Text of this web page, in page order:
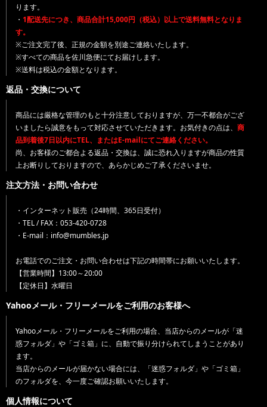
ります。
・ 1配送先につき、商品合計15,000円（税込）以上で送料無料となりま
す。
※ご注文完了後、正規の金額を別途ご連絡いたします。
※すべての商品を佐川急便にてお届けします。
※送料は税込の金額となります。
返品・交換について
商品には厳格な管理のもと十分注意しておりますが、万一不都合がござ
いましたら誠意をもって対応させていただきます。お気付きの点は、 商
品到着後7日以内にTEL、またはE-mailにてご連絡ください。
尚、お客様のご都合よる返品・交換は、誠に恐れ入りますが商品の性質
上お断りしておりますので、あらかじめご了承くださいませ。
注文方法・お問い合わせ
・インターネット販売（24時間、365日受付）
・TEL / FAX：053-420-0728
・E-mail：info@mumbles.jp
お電話でのご注文・お問い合わせは下記の時間帯にお願いいたします。
【営業時間】13:00～20:00
【定休日】水曜日
Yahooメール・フリーメールをご利用のお客様へ
Yahooメール・フリーメールをご利用の場合、当店からのメールが「迷
惑フォルダ」や「ゴミ箱」に、自動で振り分けられてしまうことがあり
ます。
当店からのメールが届かない場合には、「迷惑フォルダ」や「ゴミ箱」
のフォルダを、今一度ご確認お願いいたします。
個人情報について